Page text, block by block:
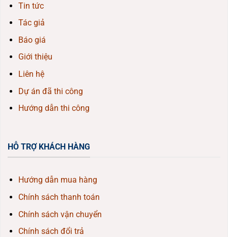
Tin tức
Tác giả
Báo giá
Giới thiệu
Liên hệ
Dự án đã thi công
Hướng dẫn thi công
HỖ TRỢ KHÁCH HÀNG
Hướng dẫn mua hàng
Chính sách thanh toán
Chính sách vận chuyển
Chính sách đổi trả